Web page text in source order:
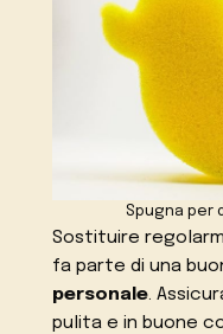
Spugna per
Sostituire
fa parte di una
personale.
pulita e in buone